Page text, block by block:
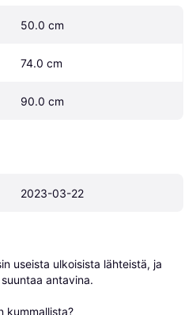
50.0 cm
74.0 cm
90.0 cm
2023-03-22
useista ulkoisista lähteistä, ja
antavina.
kummallista?